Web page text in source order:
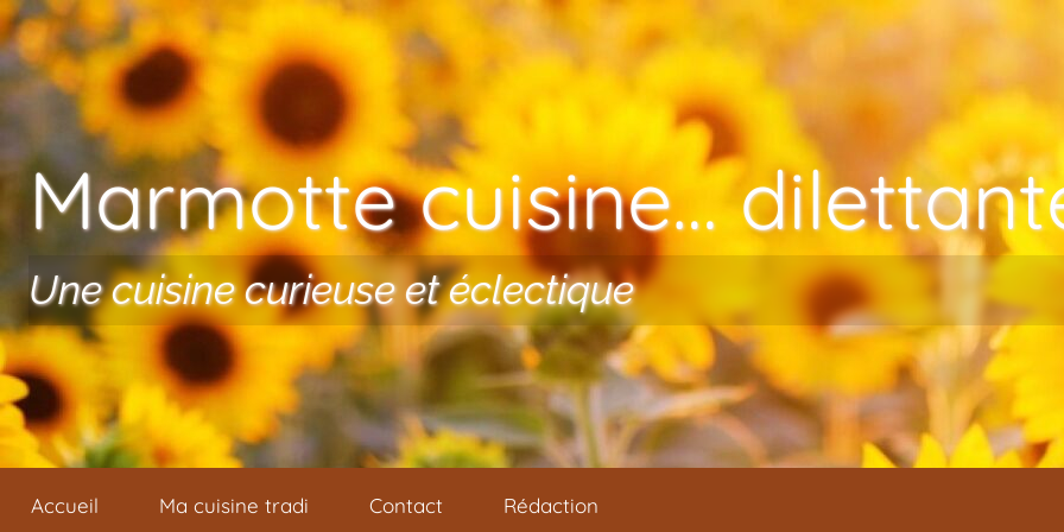
Aller au contenu
Marmotte cuisine…
Une cuisine curieuse et éclectique
Accueil Ma cuisine tradi Contact Rédaction